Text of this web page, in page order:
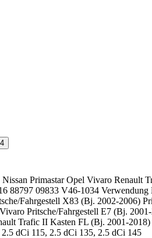
Primastar Opel Vivaro Renault
88797 09833 V46-1034
Fahrgestell X83 (Bj. 2002-
Pritsche/Fahrgestell E7 (Bj.
Trafic II Kasten FL (Bj. 2001-
dCi 115, 2.5 dCi 135, 2.5 dCi 145